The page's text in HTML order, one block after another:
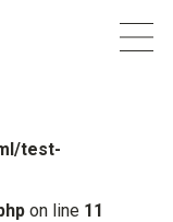
test-
on line 11